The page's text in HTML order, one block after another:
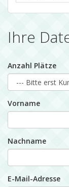
Ihre
Anzahl Plätze
Vorname
Nachname
E-Mail-Adresse